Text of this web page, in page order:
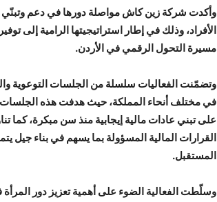
وأكدت شركة زين كاش مواصلة دورها في دعم
الأفراد، وذلك في إطار استراتيجيتها الرامية إلى
مسيرة التحول الرقمي في الأردن.
وتضمّنت الفعاليات سلسلة من الجلسات التوعوية
في مختلف أنحاء المملكة، حيث هدفت هذه الجلسات
على تبني عادات مالية إيجابية منذ سن مبكرة، كما
القرارات المالية المسؤولة بما يسهم في بناء جيل
المستقبل.
وسلّطت الفعالية الضوء على أهمية تعزيز دور